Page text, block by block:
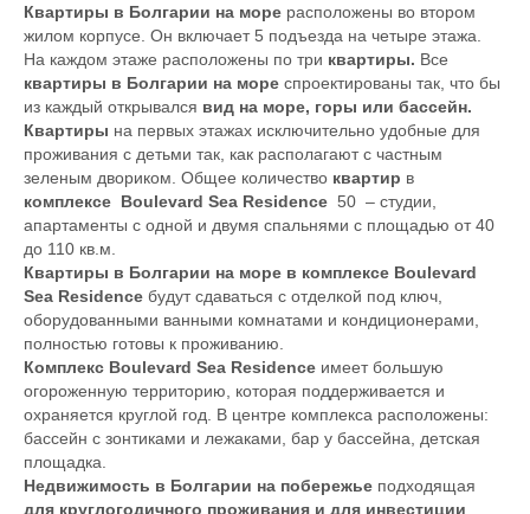
Квартиры в Болгарии на море расположены во втором
жилом корпусе. Он включает 5 подъезда на четыре этажа.
На каждом этаже расположены по три квартиры. Все
квартиры в Болгарии на море спроектированы так, что бы
из каждый открывался вид на море, горы или бассейн.
Квартиры на первых этажах исключительно удобные для
проживания с детьми так, как располагают с частным
зеленым двориком. Общее количество квартир в
комплексе Boulevard Sea Residence 50 – студии,
апартаменты с одной и двумя спальнями с площадью от 40
до 110 кв.м.
Квартиры в Болгарии на море в комплексе Boulevard
Sea Residence будут сдаваться с отделкой под ключ,
оборудованными ванными комнатами и кондиционерами,
полностью готовы к проживанию.
Комплекс Boulevard Sea Residence имеет большую
огороженную территорию, которая поддерживается и
охраняется круглой год. В центре комплекса расположены:
бассейн с зонтиками и лежаками, бар у бассейна, детская
площадка.
Недвижимость в Болгарии на побережье подходящая
для круглогодичного проживания и для инвестиции